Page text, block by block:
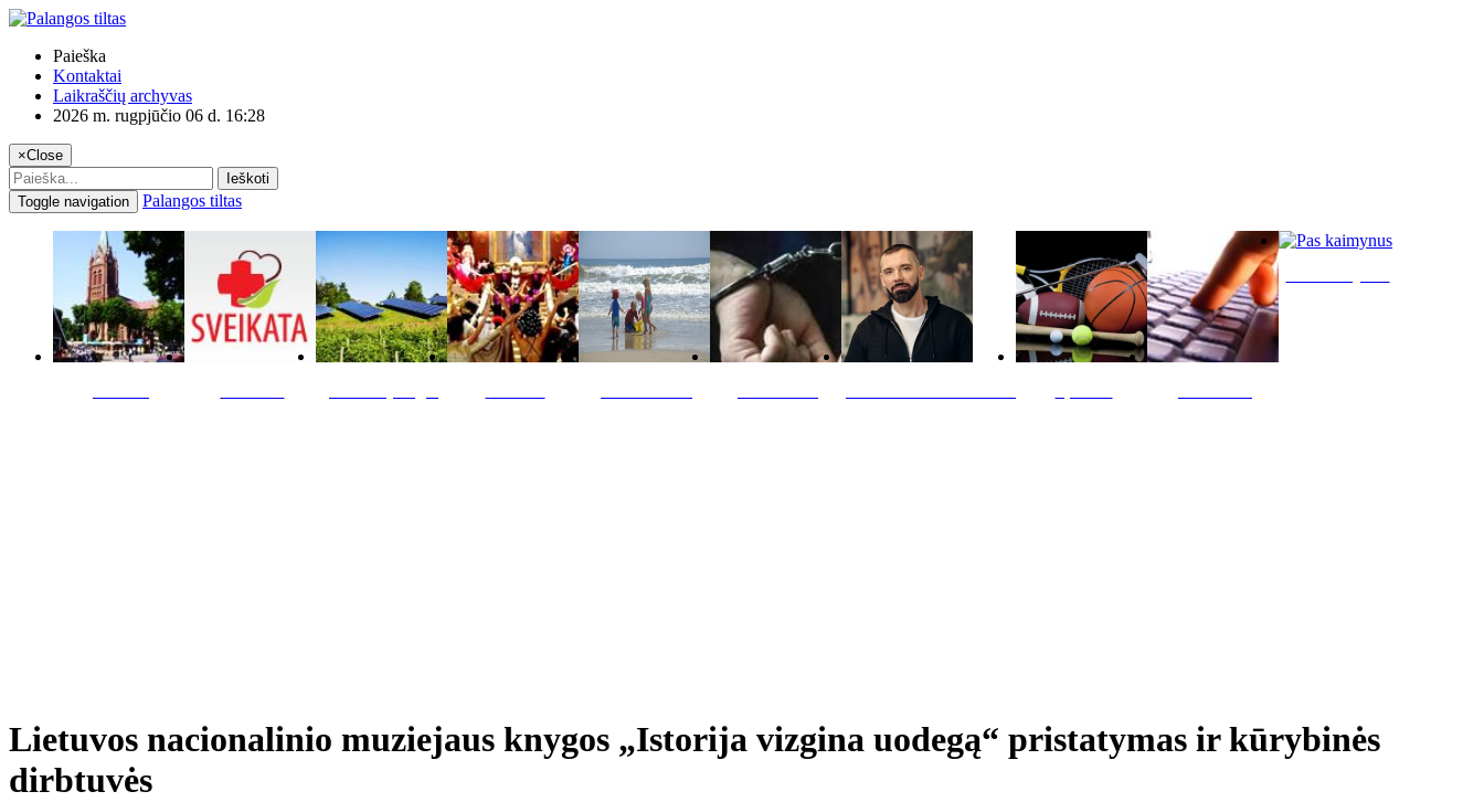
Paieška
Kontaktai
Laikraščių archyvas
2026 m. rugpjūčio 06 d. 16:28
×Close
Ieškoti
Toggle navigation
Palangos tiltas
Lietuvos nacionalinio muziejaus knygos „Istorija vizgina uodegą“ pristatymas ir kūrybinės
dirbtuvės